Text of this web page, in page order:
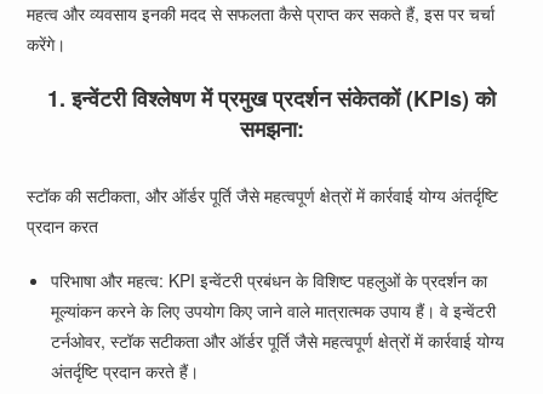
महत्व और व्यवसाय इनकी मदद से सफलता कैसे प्राप्त कर सकते हैं, इस पर चर्चा
करेंगे।
1. इन्वेंटरी विश्लेषण में प्रमुख प्रदर्शन संकेतकों (KPIs) को
समझना:
स्टॉक की सटीकता, और ऑर्डर पूर्ति जैसे महत्वपूर्ण क्षेत्रों में कार्रवाई योग्य अंतर्दृष्टि
प्रदान करत
परिभाषा और महत्व: KPI इन्वेंटरी प्रबंधन के विशिष्ट पहलुओं के प्रदर्शन का
मूल्यांकन करने के लिए उपयोग किए जाने वाले मात्रात्मक उपाय हैं। वे इन्वेंटरी
टर्नओवर, स्टॉक सटीकता और ऑर्डर पूर्ति जैसे महत्वपूर्ण क्षेत्रों में कार्रवाई योग्य
अंतर्दृष्टि प्रदान करते हैं।